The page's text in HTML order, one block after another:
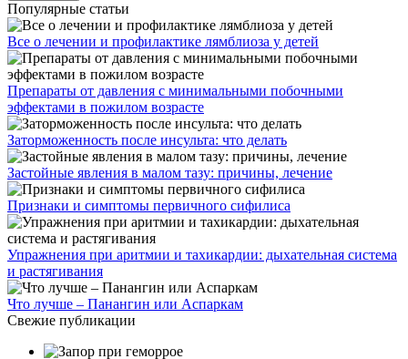
Популярные статьи
Все о лечении и профилактике лямблиоза у детей
Препараты от давления с минимальными побочными
эффектами в пожилом возрасте
Заторможенность после инсульта: что делать
Застойные явления в малом тазу: причины, лечение
Признаки и симптомы первичного сифилиса
Упражнения при аритмии и тахикардии: дыхательная система
и растягивания
Что лучше – Панангин или Аспаркам
Свежие публикации